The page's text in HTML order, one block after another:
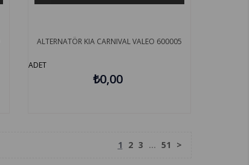
ALTERNATÖR KIA CARNIVAL VALEO 600005
ADET
₺0,00
1 2 3 ... 51 >